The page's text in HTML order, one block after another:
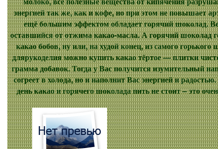
энергией так же, как и кофе, но при этом не повышает
ещё большим эффектом обладает горячий шоколад.
оставшийся от отжима какао-масла. А горячий шоколад
какао бобов, ну или, на худой конец, из самого
длярукоделия можно купить какао тёртое — плитки
грамма добавок. Тогда у Вас получится изумительный
согреет в холода, но и наполнит Вас энергией и
день какао и горячего шоколада пить не стоит – это